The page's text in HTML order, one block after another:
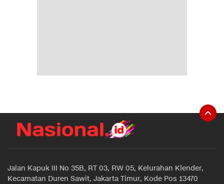
Jalan Kapuk III No 35B, RT 03, RW 05, Kelurahan Klender,
Kecamatan Duren Sawit, Jakarta Timur, Kode Pos 13470